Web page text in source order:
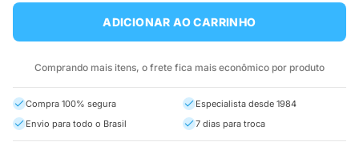
ADICIONAR AO CARRINHO
Comprando mais itens, o frete fica mais econômico por produto
Compra 100% segura
Especialista desde 1984
Envio para todo o Brasil
7 dias para troca